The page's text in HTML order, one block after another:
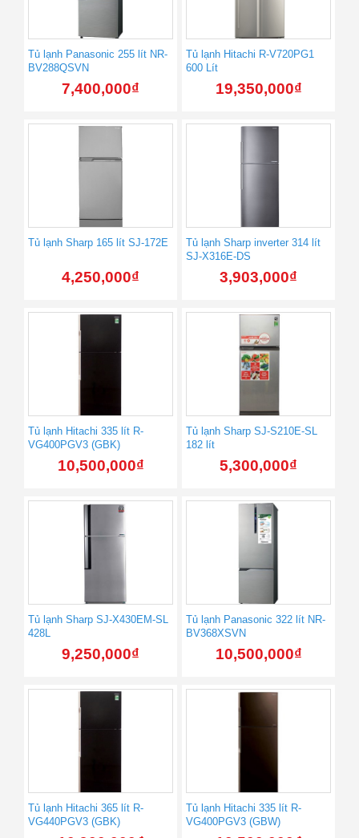
Tủ lạnh Panasonic 255 lít NR-
BV288QSVN
7,400,000₫
Tủ lạnh Hitachi R-V720PG1
600 Lít
19,350,000₫
Tủ lạnh Sharp 165 lít SJ-172E
4,250,000₫
Tủ lạnh Sharp inverter 314 lít
SJ-X316E-DS
3,903,000₫
Tủ lạnh Hitachi 335 lít R-
VG400PGV3 (GBK)
10,500,000₫
Tủ lạnh Sharp SJ-S210E-SL
182 lít
5,300,000₫
Tủ lạnh Sharp SJ-X430EM-SL
428L
9,250,000₫
Tủ lạnh Panasonic 322 lít NR-
BV368XSVN
10,500,000₫
Tủ lạnh Hitachi 365 lít R-
VG440PGV3 (GBK)
Tủ lạnh Hitachi 335 lít R-
VG400PGV3 (GBW)